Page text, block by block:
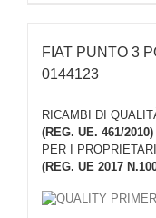
FIAT PUNTO 3
0144123
RICAMBI DI
(REG. UE. 461/2010)
PER I
(REG. UE 2017